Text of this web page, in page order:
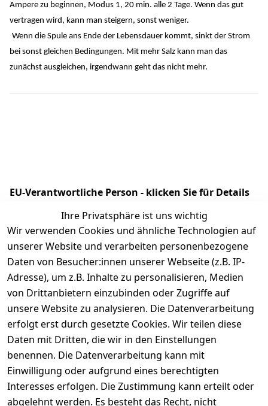
Ampere zu beginnen, Modus 1, 20 min. alle 2 Tage. Wenn das gut
vertragen wird, kann man steigern, sonst weniger.
Wenn die Spule ans Ende der Lebensdauer kommt, sinkt der Strom
bei sonst gleichen Bedingungen. Mit mehr Salz kann man das
zunächst ausgleichen, irgendwann geht das nicht mehr.
EU-Verantwortliche Person - klicken Sie für Details
Ihre Privatsphäre ist uns wichtig
Wir verwenden Cookies und ähnliche Technologien auf
unserer Website und verarbeiten personenbezogene
Daten von Besucher:innen unserer Webseite (z.B. IP-
Adresse), um z.B. Inhalte zu personalisieren, Medien
von Drittanbietern einzubinden oder Zugriffe auf
unsere Website zu analysieren. Die Datenverarbeitung
erfolgt erst durch gesetzte Cookies. Wir teilen diese
Daten mit Dritten, die wir in den Einstellungen
benennen. Die Datenverarbeitung kann mit
Einwilligung oder aufgrund eines berechtigten
Interesses erfolgen. Die Zustimmung kann erteilt oder
abgelehnt werden. Es besteht das Recht, nicht
Rechtliches
AGB
Impressum
Datenschutze
Kontakt
Kontakt
Registrieren